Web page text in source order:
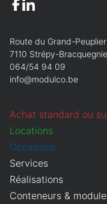
Route du Grand-
7110 Strépy-
064/54 94 09
info@modulco.be
Achat standard ou
Locations
Occasions
Services
Réalisations
Conteneurs &